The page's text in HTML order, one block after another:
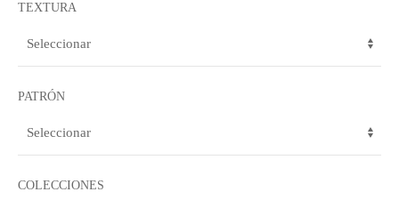
TEXTURA
PATRÓN
COLECCIONES